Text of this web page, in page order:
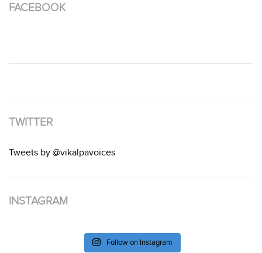
FACEBOOK
TWITTER
Tweets by @vikalpavoices
INSTAGRAM
Follow on Instagram